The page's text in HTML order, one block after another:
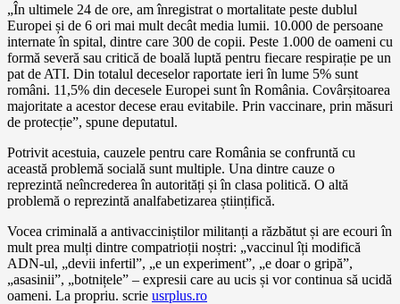
„În ultimele 24 de ore, am înregistrat o mortalitate peste dublul
Europei și de 6 ori mai mult decât media lumii. 10.000 de persoane
internate în spital, dintre care 300 de copii. Peste 1.000 de oameni cu
formă severă sau critică de boală luptă pentru fiecare respirație pe un
pat de ATI. Din totalul deceselor raportate ieri în lume 5% sunt
români. 11,5% din decesele Europei sunt în România. Covârșitoarea
majoritate a acestor decese erau evitabile. Prin vaccinare, prin măsuri
de protecție”, spune deputatul.
Potrivit acestuia, cauzele pentru care România se confruntă cu
această problemă socială sunt multiple. Una dintre cauze o
reprezintă neîncrederea în autorități și în clasa politică. O altă
problemă o reprezintă analfabetizarea științifică.
Vocea criminală a antivacciniștilor militanți a răzbătut și are ecouri în
mult prea mulți dintre compatrioții noștri: „vaccinul îți modifică
ADN-ul, „devii infertil”, „e un experiment”, „e doar o gripă”,
„asasinii”, „botnițele” – expresii care au ucis și vor continua să ucidă
oameni. La propriu. scrie usrplus.ro